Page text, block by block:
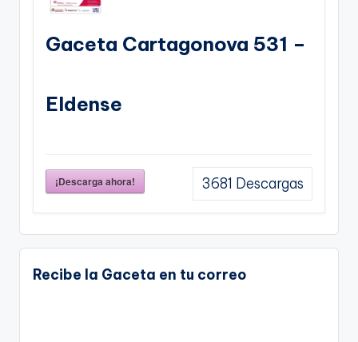
Gaceta Cartagonova 531 –
Eldense
¡Descarga ahora! 3681 Descargas
Recibe la Gaceta en tu correo